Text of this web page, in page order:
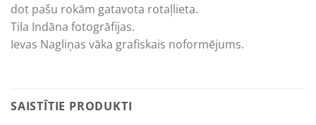
dot pašu rokām gatavota rotaļlieta.
Tila Indāna fotogrāfijas.
Ievas Nagliņas vāka grafiskais noformējums.
SAISTĪTIE PRODUKTI